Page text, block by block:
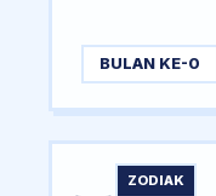
BULAN KE-0
ZODIAK